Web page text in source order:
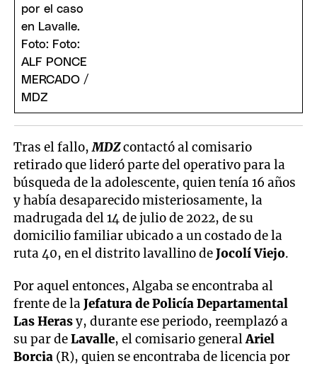
Tras el fallo,MDZcontactó al comisario
retirado que lideró parte del operativo para la
búsqueda de la adolescente, quien tenía 16 años
y había desaparecido misteriosamente, la
madrugada del 14 de julio de 2022, de su
domicilio familiar ubicado a un costado de la
ruta 40, en el distrito lavallino deJocolí Viejo.
Por aquel entonces, Algaba se encontraba al
frente de la Jefatura de Policía Departamental
Las Herasy, durante ese periodo, reemplazó a
su par deLavalle, el comisario generalAriel
Borcia (R), quien se encontraba de licencia por